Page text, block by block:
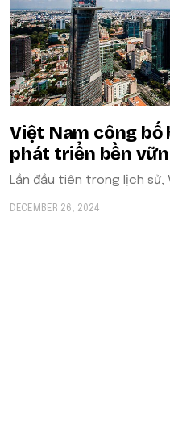
Việt Nam công bố
phát triển bền
Lần đầu tiên trong lịch
DECEMBER 26, 2024